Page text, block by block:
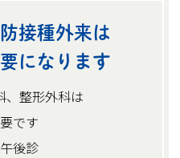
接種外来は
になります
整形外科は
です
後診